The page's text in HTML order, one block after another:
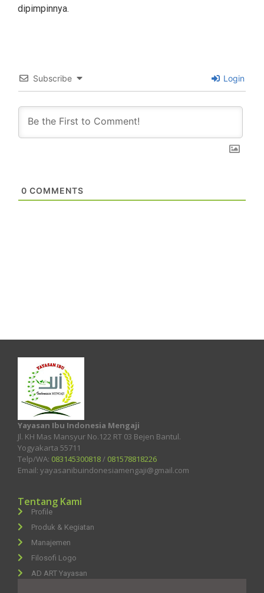
dipimpinnya.
Subscribe Login
0 COMMENTS
Yayasan Ibu Indonesia Mengaji
Jl. KH Mas Mansyur No.122 RT 03 Bejen Bantul.
Yogyakarta 55711
Telp/WA: 083145300818/ 081578818226
Email: yayasanibuindonesiamengaji@gmail.com
Tentang Kami
Profile
Produk & Kegiatan
Manajemen
Filosofi Logo
AD ART Yayasan